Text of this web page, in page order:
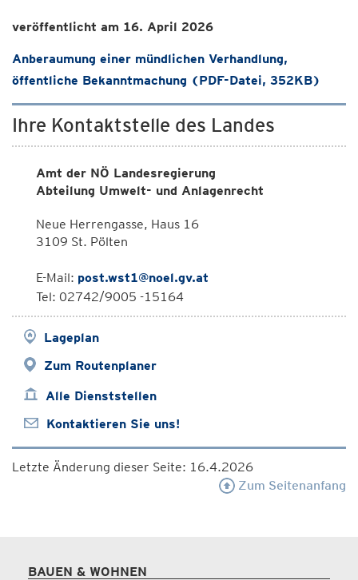
veröffentlicht am 16. April 2026
Anberaumung einer mündlichen Verhandlung,
öffentliche Bekanntmachung (PDF-Datei, 352KB)
Ihre Kontaktstelle des Landes
Amt der NÖ Landesregierung
Abteilung Umwelt- und Anlagenrecht
Neue Herrengasse, Haus 16
3109 St. Pölten
E-Mail: post.wst1@noel.gv.at
Tel: 02742/9005 -15164
Lageplan
Zum Routenplaner
Alle Dienststellen
Kontaktieren Sie uns!
Letzte Änderung dieser Seite: 16.4.2026
Zum Seitenanfang
BAUEN & WOHNEN